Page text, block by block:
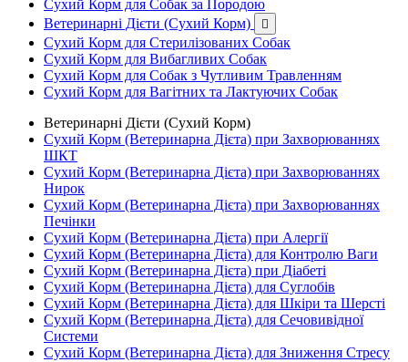
Сухий Корм для Собак за Породою
Ветеринарні Дієти (Сухий Корм)

Сухий Корм для Стерилізованих Собак
Сухий Корм для Вибагливих Собак
Сухий Корм для Собак з Чутливим Травленням
Сухий Корм для Вагітних та Лактуючих Собак
Ветеринарні Дієти (Сухий Корм)
Сухий Корм (Ветеринарна Дієта) при Захворюваннях
ШКТ
Сухий Корм (Ветеринарна Дієта) при Захворюваннях
Нирок
Сухий Корм (Ветеринарна Дієта) при Захворюваннях
Печінки
Сухий Корм (Ветеринарна Дієта) при Алергії
Сухий Корм (Ветеринарна Дієта) для Контролю Ваги
Сухий Корм (Ветеринарна Дієта) при Діабеті
Сухий Корм (Ветеринарна Дієта) для Суглобів
Сухий Корм (Ветеринарна Дієта) для Шкіри та Шерсті
Сухий Корм (Ветеринарна Дієта) для Сечовивідної
Системи
Сухий Корм (Ветеринарна Дієта) для Зниження Стресу